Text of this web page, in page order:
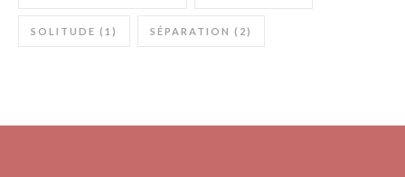
SOLITUDE (1) SÉPARATION (2)